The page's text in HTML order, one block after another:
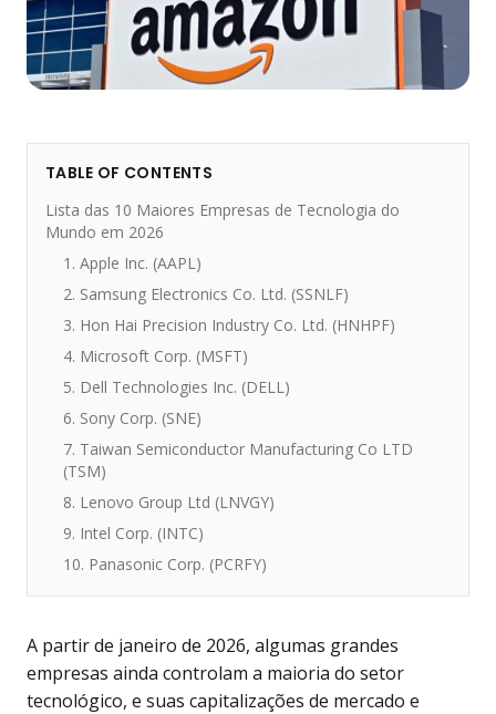
TABLE OF CONTENTS
Lista das 10 Maiores Empresas de Tecnologia do
Mundo em 2026
1. Apple Inc. (AAPL)
2. Samsung Electronics Co. Ltd. (SSNLF)
3. Hon Hai Precision Industry Co. Ltd. (HNHPF)
4. Microsoft Corp. (MSFT)
5. Dell Technologies Inc. (DELL)
6. Sony Corp. (SNE)
7. Taiwan Semiconductor Manufacturing Co LTD
(TSM)
8. Lenovo Group Ltd (LNVGY)
9. Intel Corp. (INTC)
10. Panasonic Corp. (PCRFY)
A partir de janeiro de 2026, algumas grandes
empresas ainda controlam a maioria do setor
tecnológico, e suas capitalizações de mercado e